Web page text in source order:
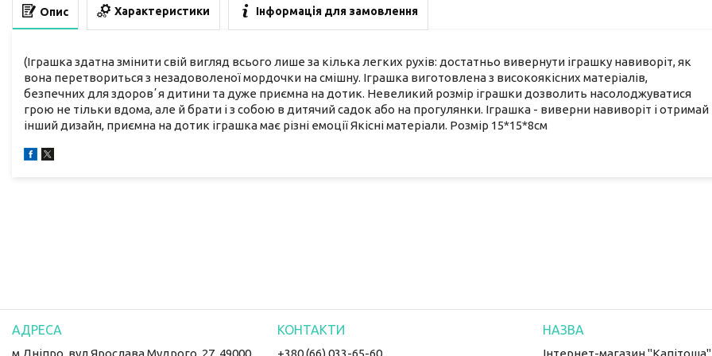
Опис Характеристики Інформація для замовлення
(Іграшка здатна змінити свій вигляд всього лише за кілька легких рухів: достатньо вивернути іграшку навиворіт, як
вона перетвориться з незадоволеної мордочки на смішну. Іграшка виготовлена з високоякісних матеріалів,
безпечних для здоровʼя дитини та дуже приємна на дотик. Невеликий розмір іграшки дозволить насолоджуватися
грою не тільки вдома, але й брати і з собою в дитячий садок або на прогулянки. Іграшка - виверни навиворіт і отримай
інший дизайн, приємна на дотик іграшка має різні емоції Якісні матеріали. Розмір 15*15*8см
м.Дніпро, вул Ярослава Мудрого, 27, 49000, +380 (66) 033-65-60 Інтернет-магазин "Капітоша"